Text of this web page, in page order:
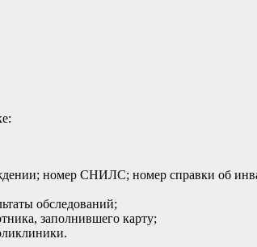
номер СНИЛС; номер справки об
обследований;
заполнившего карту;